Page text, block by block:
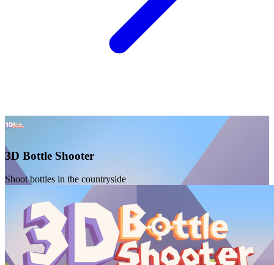
3D Bottle Shooter
Shoot bottles in the countryside